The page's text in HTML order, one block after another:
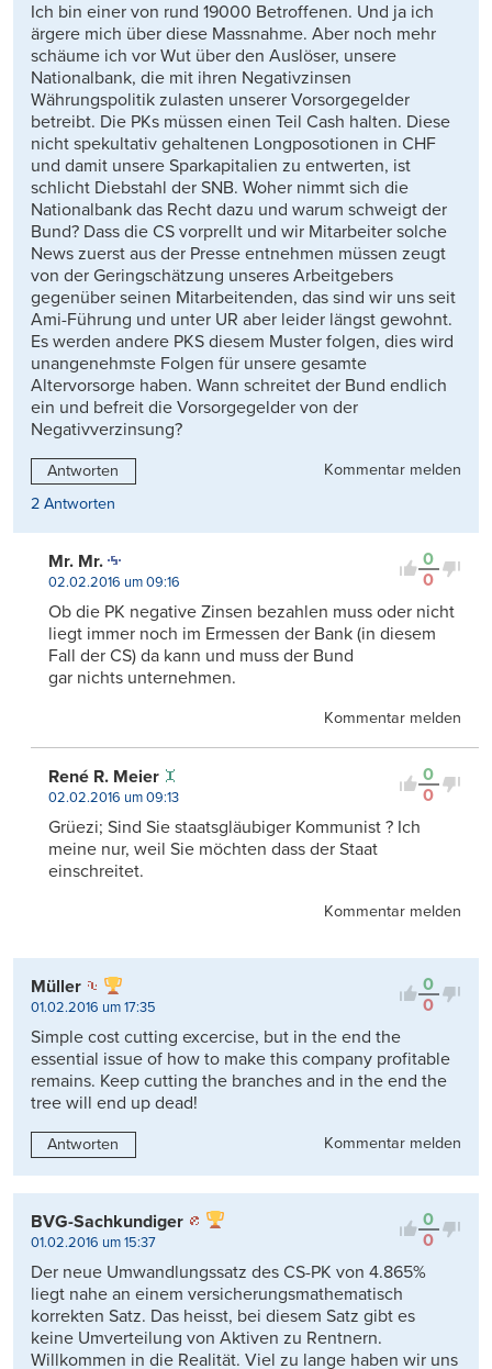
Ich bin einer von rund 19000 Betroffenen. Und ja ich
ärgere mich über diese Massnahme. Aber noch mehr
schäume ich vor Wut über den Auslöser, unsere
Nationalbank, die mit ihren Negativzinsen
Währungspolitik zulasten unserer Vorsorgegelder
betreibt. Die PKs müssen einen Teil Cash halten. Diese
nicht spekultativ gehaltenen Longposotionen in CHF
und damit unsere Sparkapitalien zu entwerten, ist
schlicht Diebstahl der SNB. Woher nimmt sich die
Nationalbank das Recht dazu und warum schweigt der
Bund? Dass die CS vorprellt und wir Mitarbeiter solche
News zuerst aus der Presse entnehmen müssen zeugt
von der Geringschätzung unseres Arbeitgebers
gegenüber seinen Mitarbeitenden, das sind wir uns seit
Ami-Führung und unter UR aber leider längst gewohnt.
Es werden andere PKS diesem Muster folgen, dies wird
unangenehmste Folgen für unsere gesamte
Altervorsorge haben. Wann schreitet der Bund endlich
ein und befreit die Vorsorgegelder von der
Negativverzinsung?
Antworten
Kommentar melden
2 Antworten
0
0
Mr. Mr.
02.02.2016 um 09:16
Ob die PK negative Zinsen bezahlen muss oder nicht
liegt immer noch im Ermessen der Bank (in diesem
Fall der CS) da kann und muss der Bund
gar nichts unternehmen.
Kommentar melden
0
0
René R. Meier
02.02.2016 um 09:13
Grüezi; Sind Sie staatsgläubiger Kommunist ? Ich
meine nur, weil Sie möchten dass der Staat
einschreitet.
Kommentar melden
0
0
Müller
01.02.2016 um 17:35
Simple cost cutting excercise, but in the end the
essential issue of how to make this company profitable
remains. Keep cutting the branches and in the end the
tree will end up dead!
Antworten Kommentar melden
0
0
BVG-Sachkundiger
01.02.2016 um 15:37
Der neue Umwandlungssatz des CS-PK von 4.865%
liegt nahe an einem versicherungsmathematisch
korrekten Satz. Das heisst, bei diesem Satz gibt es
keine Umverteilung von Aktiven zu Rentnern.
Willkommen in die Realität. Viel zu lange haben wir uns